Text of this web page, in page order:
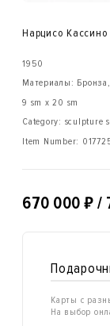
Нарцисо Кассино
1950
Материалы:
9 sm x 20 sm
Category: sculpture
Item Number:
670 000 ₽ /
Карты с
На выбор